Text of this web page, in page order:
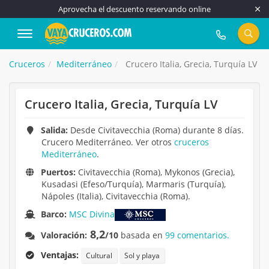
Aprovecha el descuento reservando online
917 815 555
Cruceros Mediterráneo Crucero Italia, Grecia, Turquía LV
Crucero Italia, Grecia, Turquía LV
Salida: Desde Civitavecchia (Roma) durante 8 días.
Crucero Mediterráneo. Ver otros cruceros
Mediterráneo.
Puertos: Civitavecchia (Roma), Mykonos (Grecia),
Kusadasi (Efeso/Turquía), Marmaris (Turquía),
Nápoles (Italia), Civitavecchia (Roma).
Barco: MSC Divina
Valoración: 8,2/10 basada en99 comentarios.
Ventajas:
Cultural Sol y playa